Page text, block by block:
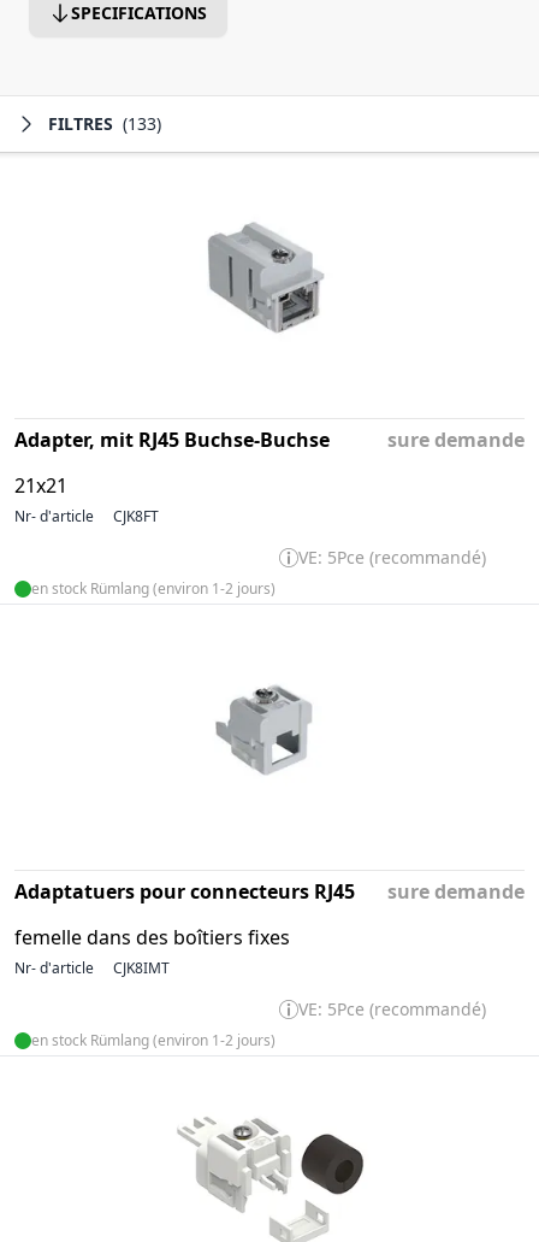
SPECIFICATIONS
FILTRES (133)
Adapter, mit RJ45 Buchse-Buchse
21x21
sure demande
Nr- d'article CJK8FT
VE: 5Pce (recommandé)
en stock Rümlang (environ 1-2 jours)
Adaptatuers pour connecteurs RJ45
femelle dans des boîtiers fixes
sure demande
Nr- d'article CJK8IMT
VE: 5Pce (recommandé)
en stock Rümlang (environ 1-2 jours)